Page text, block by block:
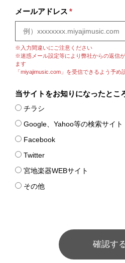
メールアドレス *
※入力間違いにご注意ください
※迷惑メール設定等により弊社からの返信
ます
「miyajimusic.com」を受信できるよう予め
当サイトをお知りになったとこ
チラシ
Google、Yahoo等の検索サイト
Facebook
Twitter
宮地楽器WEBサイト
その他